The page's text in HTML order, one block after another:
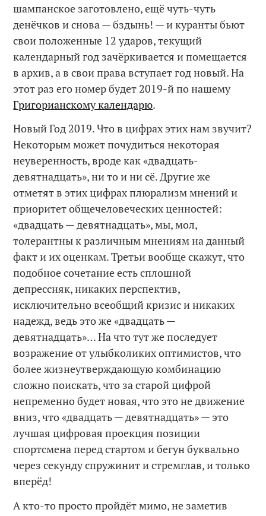
шампанское заготовлено, ещё чуть-чуть
денёчков и снова — бздынь! — и куранты бьют
свои положенные 12 ударов, текущий
календарный год зачёркивается и помещается
в архив, а в свои права вступает год новый. На
этот раз его номер будет 2019-й по нашему
Григорианскому календарю.
Новый Год 2019. Что в цифрах этих нам звучит?
Некоторым может почудиться некоторая
неуверенность, вроде как «двадцать-
девятнадцать», ни то и ни сё. Другие же
отметят в этих цифрах плюрализм мнений и
приоритет общечеловеческих ценностей:
«двадцать — девятнадцать», мы, мол,
толерантны к различным мнениям на данный
факт и их оценкам. Третьи вообще скажут, что
подобное сочетание есть сплошной
депрессняк, никаких перспектив,
исключительно всеобщий кризис и никаких
надежд, ведь это же «двадцать —
девятнадцать»… На что тут же последует
возражение от улыбколиких оптимистов, что
более жизнеутверждающую комбинацию
сложно поискать, что за старой цифрой
непременно будет новая, что это не движение
вниз, что «двадцать — девятнадцать» — это
лучшая цифровая проекция позиции
спортсмена перед стартом и бегун буквально
через секунду спружинит и стремглав, и только
вперёд!
А кто-то просто пройдёт мимо, не заметив